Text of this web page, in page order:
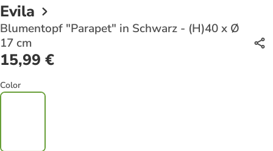
Evila
Blumentopf "Parapet" in Schwarz - (H)40 x Ø
17 cm
15,99 €
Color